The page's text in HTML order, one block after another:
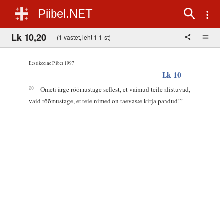
Piibel.NET
Lk 10,20 (1 vastet, leht 1 1-st)
Eestikeelne Piibel 1997
Lk 10
20
Ometi ärge rõõmustage sellest, et vaimud teile alistuvad,
vaid rõõmustage, et teie nimed on taevasse kirja pandud!”